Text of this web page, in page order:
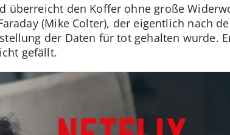
den Koffer ohne große
(Mike Colter), der eigentlich nach
der Daten für tot gehalten wurde.
gefällt.